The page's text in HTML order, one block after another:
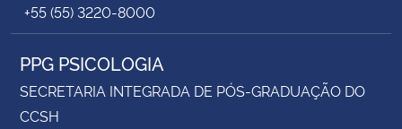
+55 (55) 3220-8000
PPG PSICOLOGIA
SECRETARIA INTEGRADA DE PÓS-GRADUAÇÃO DO
CCSH